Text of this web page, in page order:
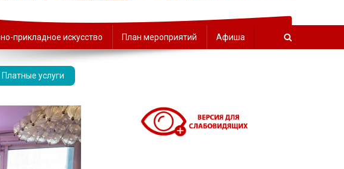
творчества
прикладное искусство План мероприятий Афиша
Платные услуги